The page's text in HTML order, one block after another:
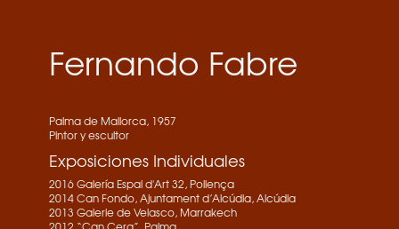
Fernando Fabre
Palma de Mallorca, 1957
Pintor y escultor
Exposiciones Individuales
2016 Galería Espai d'Art 32, Pollença
2014 Can Fondo, Ajuntament d’Alcúdia, Alcúdia
2013 Galerie de Velasco, Marrakech